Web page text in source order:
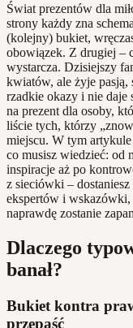
Świat prezentów dla
strony każdy zna
(kolejny) bukiet,
obowiązek. Z drugiej –
wystarcza. Dzisiejszy
kwiatów, ale żyje pasją,
rzadkie okazy i nie daje
na prezent dla osoby,
liście tych, którzy
miejscu. W tym
co musisz wiedzieć: od
inspiracje aż po
z sieciówki – dostaniesz
ekspertów i
naprawdę zostanie
Dlaczego
banał?
Bukiet kontra
przepaść